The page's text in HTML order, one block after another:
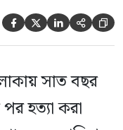
    
সাত বছর
হত্যা করা